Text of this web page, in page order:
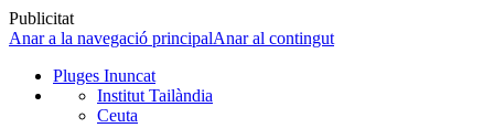
Publicitat
Anar a la navegació principalAnar al contingut
Pluges Inuncat
Institut Tailàndia
Ceuta